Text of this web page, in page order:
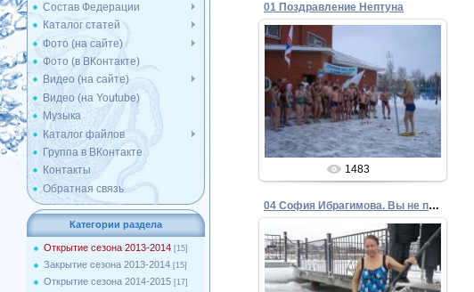
Состав Федерации
Каталог статей
Фото (на сайте)
Фото (в ВКонтакте)
Видео (на сайте)
Видео (на Youtube)
Музыка
Каталог файлов
Группа в ВКонтакте
Контакты
Обратная связь
Категории раздела
Открытие сезона 2013-2014 [15]
Закрытие сезона 2013-2014 [15]
Открытие сезона 2014-2015 [17]
01 Поздравление Нептуна
04.12.2013
Admin
1483
04 София Ибрагимова. Вы не поверите - ей 75
04.12.2013